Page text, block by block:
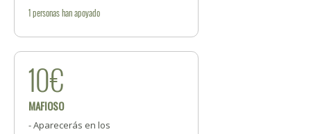
1personashan apoyado
10€
MAFIOSO
- Aparecerás en los